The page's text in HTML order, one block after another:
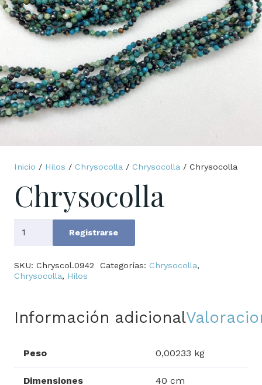
Inicio / Hilos / Chrysocolla / Chrysocolla / Chrysocolla
Chrysocolla
Chrysocolla
Registrarse
SKU: Chryscol.0942 Categorías: Chrysocolla,
Chrysocolla, Hilos
Información adicional
Peso 0,00233 kg
Dimensiones 40 cm